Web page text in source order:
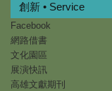
創新 • Service
Facebook
網路借書
文化園區
展演快訊
高雄文獻期刊